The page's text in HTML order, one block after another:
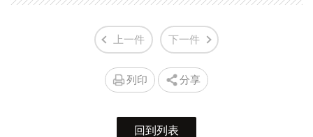
上一件 下一件
列印 分享
回到列表